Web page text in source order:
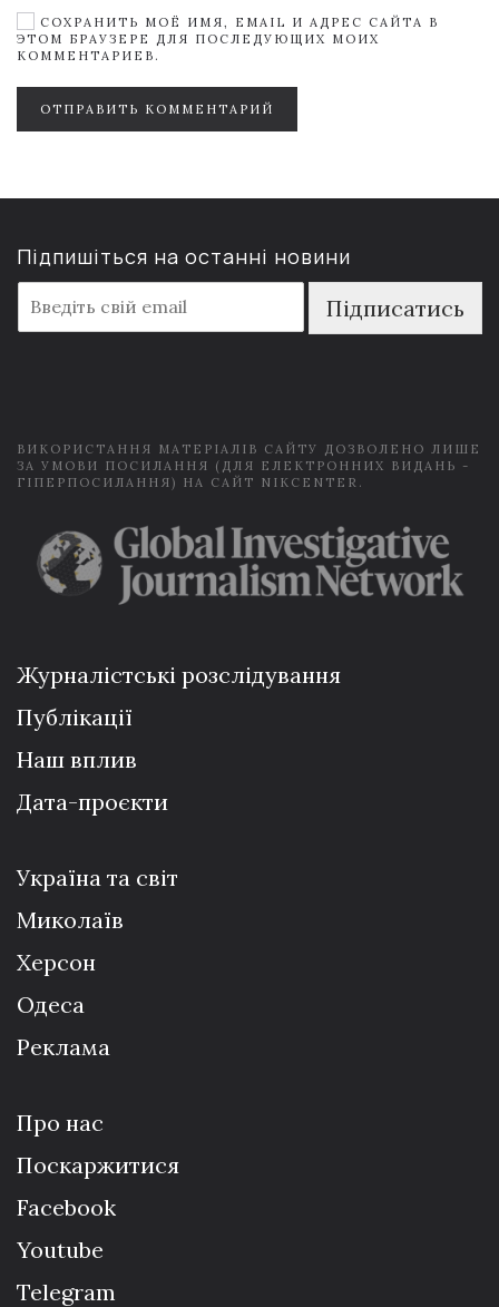
СОХРАНИТЬ МОЁ ИМЯ, EMAIL И АДРЕС САЙТА В
ЭТОМ БРАУЗЕРЕ ДЛЯ ПОСЛЕДУЮЩИХ МОИХ
КОММЕНТАРИЕВ.
ОТПРАВИТЬ КОММЕНТАРИЙ
Підпишіться на останні новини
m
a
Підписатись
ВИКОРИСТАННЯ МАТЕРІАЛІВ САЙТУ ДОЗВОЛЕНО ЛИШЕ
ЗА УМОВИ ПОСИЛАННЯ (ДЛЯ ЕЛЕКТРОННИХ ВИДАНЬ -
ГІПЕРПОСИЛАННЯ) НА САЙТ NIKCENTER.
Журналістські розслідування
Публікації
Наш вплив
Дата-проєкти
Україна та світ
Миколаїв
Херсон
Одеса
Реклама
Про нас
Поскаржитися
Facebook
Youtube
Telegram